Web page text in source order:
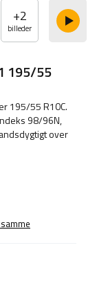
+2
billeder
195/55
195/55 R10C.
98/96N,
over